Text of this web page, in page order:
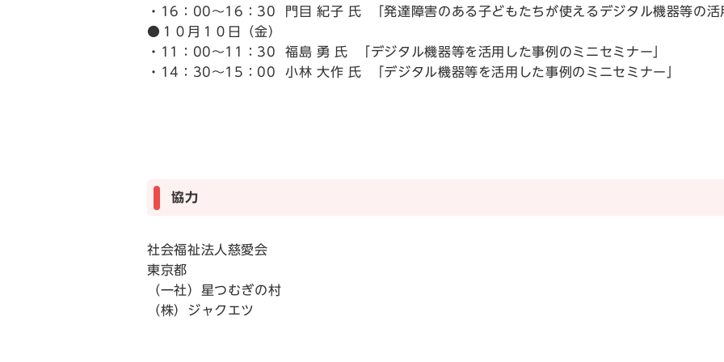
・16：00～16：30 門目 紀子 氏 「発達障害のある子どもたちが使えるデジタル機器等の活
●１０月１０日（金）
・11：00～11：30 福島 勇 氏 「デジタル機器等を活用した事例のミニセミナー」
・14：30～15：00 小林 大作 氏 「デジタル機器等を活用した事例のミニセミナー」
協力
社会福祉法人慈愛会
東京都
（一社）星つむぎの村
（株）ジャクエツ